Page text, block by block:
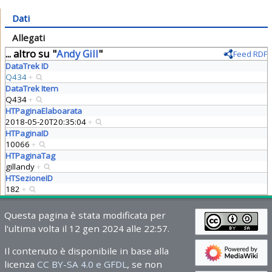
Dati
Allegati
... altro su "Andy Gill"
Feed RDF
DataTrek ID
Q434+
DataTrek Item
Q434+
HTPaginaElaboarata
2018-05-20T20:35:04+
HTPaginaID
10066 +
HTPaginaTag
gillandy+
HTSezioneID
182 +
Questa pagina è stata modificata per
l'ultima volta il 12 gen 2024 alle 22:57.
Il contenuto è disponibile in base alla
licenza CC BY-SA 4.0 e GFDL , se non